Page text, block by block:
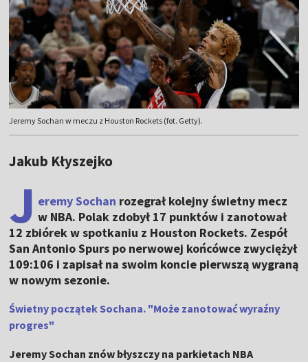
Jeremy Sochan w meczu z Houston Rockets (fot. Getty).
Jakub Kłyszejko
J eremy Sochan rozegrał kolejny świetny mecz
w NBA. Polak zdobył 17 punktów i zanotował
12 zbiórek w spotkaniu z Houston Rockets. Zespół
San Antonio Spurs po nerwowej końcówce zwyciężył
109:106 i zapisał na swoim koncie pierwszą wygraną
w nowym sezonie.
Świetny początek Sochana. "Może zanotować wyraźny
progres"
Jeremy Sochan znów błyszczy na parkietach NBA